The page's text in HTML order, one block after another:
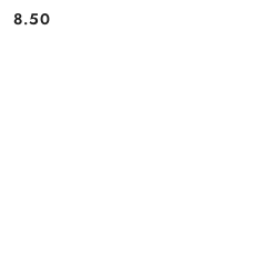
Cena:
8.50